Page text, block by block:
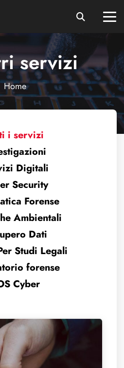
servizi
Home
i servizi
Digitali
Security
Forense
Ambientali
Dati
Studi Legali
forense
Cyber